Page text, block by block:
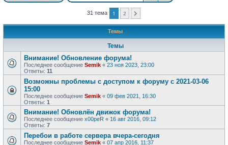
31 тема 1 2
Темы
Темы
Внимание! Обновление форума!
Последнее сообщение Semik « 23 ноя 2023, 23:00
Ответы: 11
Возможны проблемы с доступом к форуму с 2021-03-06
15:00
Последнее сообщение Semik « 09 фев 2021, 16:30
Ответы: 1
Внимание! Обновлён движок форума!
Последнее сообщение x00peR « 16 авг 2016, 09:12
Ответы: 7
Перебои в работе сервера вчера-сегодня
Последнее сообщение Semik « 07 апр 2016, 11:37